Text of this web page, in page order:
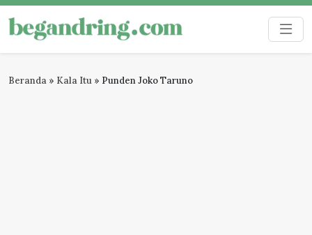
Skip
to
content
Begandring
Menjaga ingatan untuk masa depan
Beranda » Kala Itu » Punden Joko Taruno